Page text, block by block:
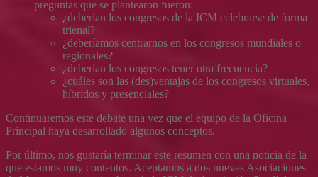
preguntas que se plantearon fueron:
¿deberían los congresos de la ICM celebrarse de forma
trienal?
¿deberíamos centrarnos en los congresos mundiales o
regionales?
¿deberían los congresos tener otra frecuencia?
¿cuáles son las (des)ventajas de los congresos virtuales,
híbridos y presenciales?
Continuaremos este debate una vez que el equipo de la Oficina
Principal haya desarrollado algunos conceptos.
Por último, nos gustaría terminar este resumen con una noticia de la
que estamos muy contentos. Aceptamos a dos nuevas Asociaciones